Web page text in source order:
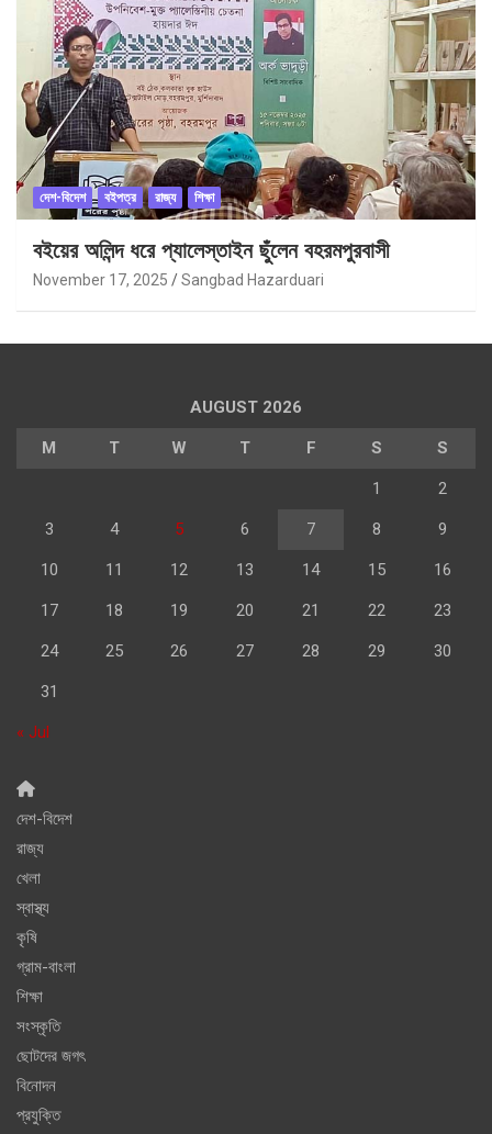
দেশ-বিদেশ বইপত্র রাজ্য শিক্ষা
বইয়ের অলিন্দ ধরে প্যালেস্তাইন ছুঁলেন বহরমপুরবাসী
November 17, 2025 Sangbad Hazarduari
AUGUST 2026
M T W T F S S
1 2
3 4 5 6 7 8 9
10 11 12 13 14 15 16
17 18 19 20 21 22 23
24 25 26 27 28 29 30
31
« Jul
দেশ-বিদেশ
রাজ্য
খেলা
স্বাস্থ্য
কৃষি
গ্রাম-বাংলা
শিক্ষা
সংস্কৃতি
ছোটদের জগৎ
বিনোদন
প্রযুক্তি